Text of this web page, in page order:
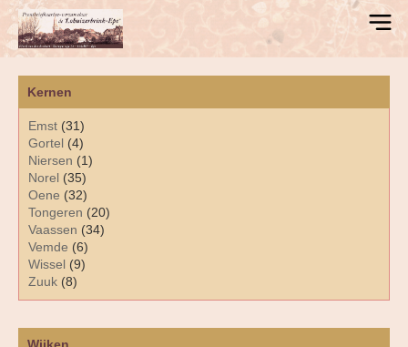
Kernen
Emst (31)
Gortel (4)
Niersen (1)
Norel (35)
Oene (32)
Tongeren (20)
Vaassen (34)
Vemde (6)
Wissel (9)
Zuuk (8)